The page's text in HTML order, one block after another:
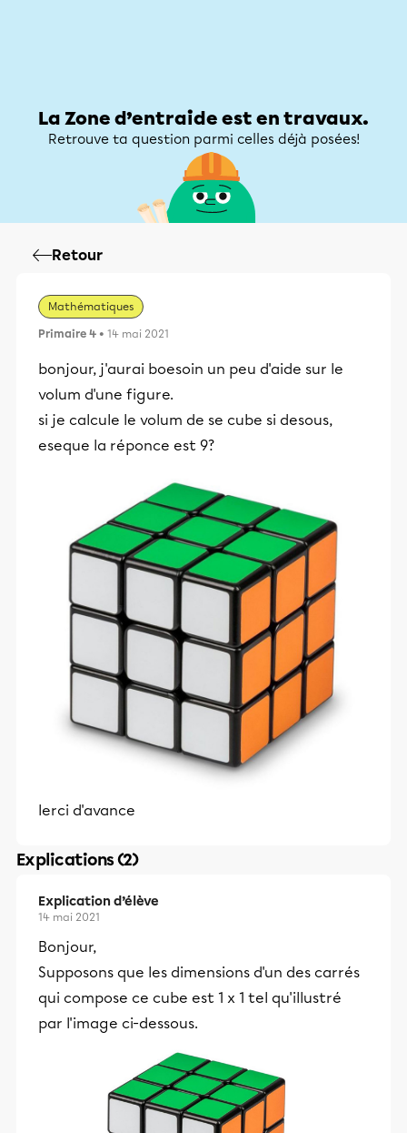
La Zone d’entraide est en travaux.
Retrouve ta question parmi celles déjà posées!
Retour
Mathématiques
Primaire 4 • 14 mai 2021
bonjour, j'aurai boesoin un peu d'aide sur le
volum d'une figure.
si je calcule le volum de se cube si desous,
eseque la réponce est 9?
lerci d'avance
Explications (2)
Explication d’élève
14 mai 2021
Bonjour,
Supposons que les dimensions d'un des carrés
qui compose ce cube est 1 x 1 tel qu'illustré
par l'image ci-dessous.